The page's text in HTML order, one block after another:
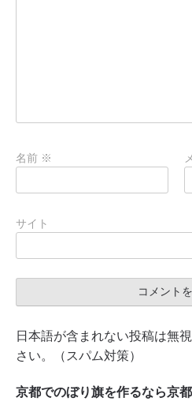
名前 ※
サイト
日本語が含まれない投稿は無
さい。（スパム対策）
京都でのぼり旗を作るなら京